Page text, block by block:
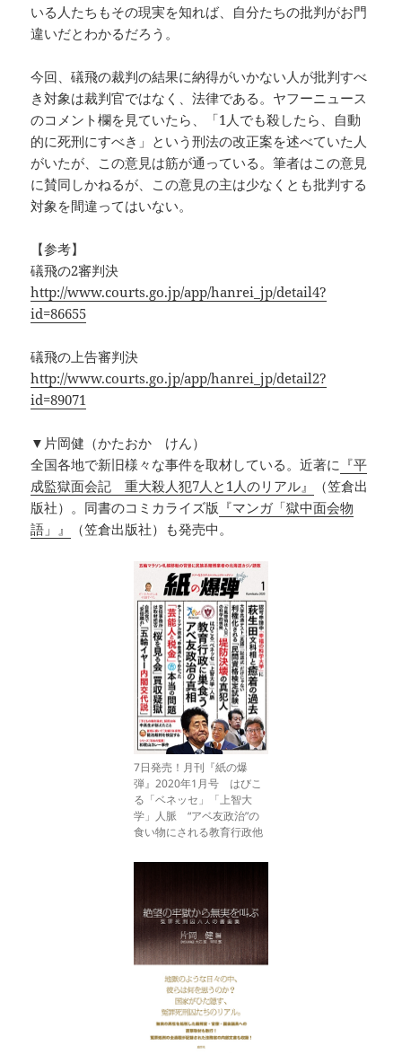
いる人たちもその現実を知れば、自分たちの批判がお門
違いだとわかるだろう。
今回、礒飛の裁判の結果に納得がいかない人が批判すべ
き対象は裁判官ではなく、法律である。ヤフーニュース
のコメント欄を見ていたら、「1人でも殺したら、自動
的に死刑にすべき」という刑法の改正案を述べていた人
がいたが、この意見は筋が通っている。筆者はこの意見
に賛同しかねるが、この意見の主は少なくとも批判する
対象を間違ってはいない。
【参考】
礒飛の2審判決
http://www.courts.go.jp/app/hanrei_jp/detail4?
id=86655
礒飛の上告審判決
http://www.courts.go.jp/app/hanrei_jp/detail2?
id=89071
▼片岡健（かたおか けん）
全国各地で新旧様々な事件を取材している。近著に 『平
成監獄面会記 重大殺人犯7人と1人のリアル』
（笠倉出
版社）。同書のコミカライズ版 『マンガ「獄中面会物
語」』
（笠倉出版社）も発売中。
7日発売！月刊『紙の爆
弾』2020年1月号 はびこ
る「ベネッセ」「上智大
学」人脈 “アベ友政治”の
食い物にされる教育行政他